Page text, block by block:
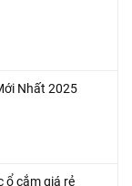
Nhất 2025
ổ cắm giá rẻ